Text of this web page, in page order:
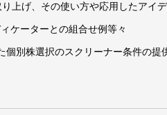
り上げ、その使い方や応用したアイ
ケーターとの組合せ例等々
個別株選択のスクリーナー条件の提